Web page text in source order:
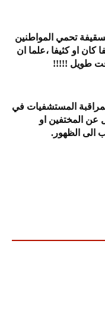
تحمي المواطنين
او كثيفا ،علما ان
طويل !!!!!
المستشفيات في
عن المختفين او
الى الظهور.